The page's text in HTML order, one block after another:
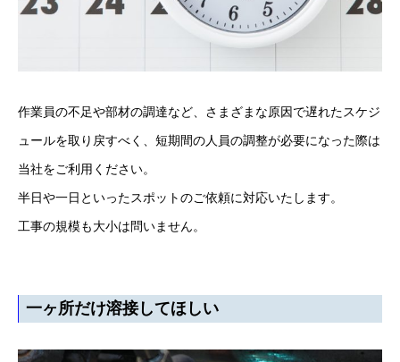
作業員の不足や部材の調達など、さまざまな原因で遅れたスケジ
ュールを取り戻すべく、短期間の人員の調整が必要になった際は
当社をご利用ください。
半日や一日といったスポットのご依頼に対応いたします。
工事の規模も大小は問いません。
一ヶ所だけ溶接してほしい